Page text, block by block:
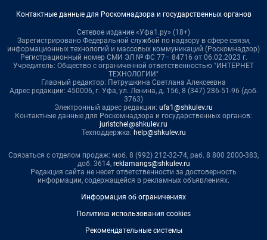
Контактные данные для Роскомнадзора и государственных органов
Сетевое издание «Уфа1.ру» (18+)
Зарегистрировано Федеральной службой по надзору в сфере связи,
информационных технологий и массовых коммуникаций (Роскомнадзор)
Регистрационный номер СМИ ЭЛ № ФС 77– 84716 от 06.02.2023 г.
Учредитель: Общество с ограниченной ответственностью "ИНТЕРНЕТ
ТЕХНОЛОГИИ"
Главный редактор: Петрушкина Светлана Алексеевна
Адрес редакции: 450006, г. Уфа, ул. Ленина, д. 156, 8 (347) 286-51-96 (доб.
3763)
Электронный адрес редакции: ufa1@shkulev.ru
Контактные данные для Роскомнадзора и государственных органов:
juristchel@shkulev.ru
Техподдержка: help@shkulev.ru
Связаться с отделом продаж: моб. 8 (992) 212-32-74, раб. 8 800 2000-383,
доб. 3614, reklamangs@shkulev.ru
Редакция сайта не несет ответственности за достоверность
информации, содержащейся в рекламных объявлениях.
Информация об ограничениях
Политика использования cookies
Рекомендательные системы